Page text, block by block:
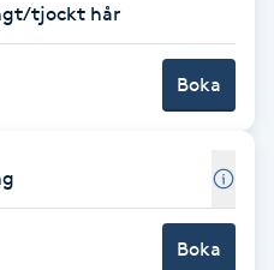
tjockt hår
Boka
Boka